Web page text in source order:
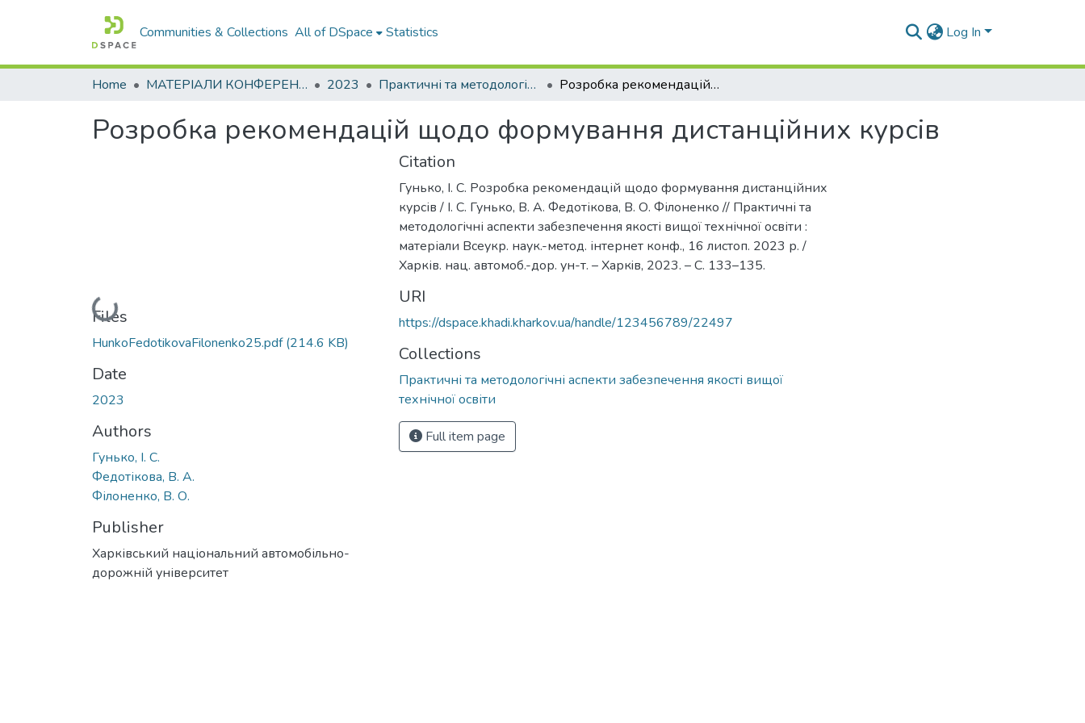
Communities & Collections All of DSpace Statistics Log In
Home МАТЕРІАЛИ КОНФЕРЕНЦІЙ 2023 Практичні та методологічні аспекти забезпечення якості вищої технічної освіти Розробка рекомендацій щодо формування дистанційних курсів
Розробка рекомендацій щодо формування дистанційних курсів
Loading...
Files
HunkoFedotikovaFilonenko25.pdf(214.6 KB)
Date
2023
Authors
Гунько, І. С.
Федотікова, В. А.
Філоненко, В. О.
Publisher
Харківський національний автомобільно-
дорожній університет
Citation
Гунько, І. С. Розробка рекомендацій щодо формування дистанційних
курсів / І. С. Гунько, В. А. Федотікова, В. О. Філоненко // Практичні та
методологічні аспекти забезпечення якості вищої технічної освіти :
матеріали Всеукр. наук.-метод. інтернет конф., 16 листоп. 2023 р. /
Харків. нац. автомоб.-дор. ун-т. – Харкiв, 2023. – С. 133–135.
URI
https://dspace.khadi.kharkov.ua/handle/123456789/22497
Collections
Практичні та методологічні аспекти забезпечення якості вищої
технічної освіти
Full item page